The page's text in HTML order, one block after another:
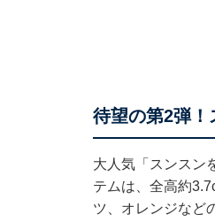
待望の第2弾！
大人気「スンスン
テムは、全高約
ツ、オレンジなど